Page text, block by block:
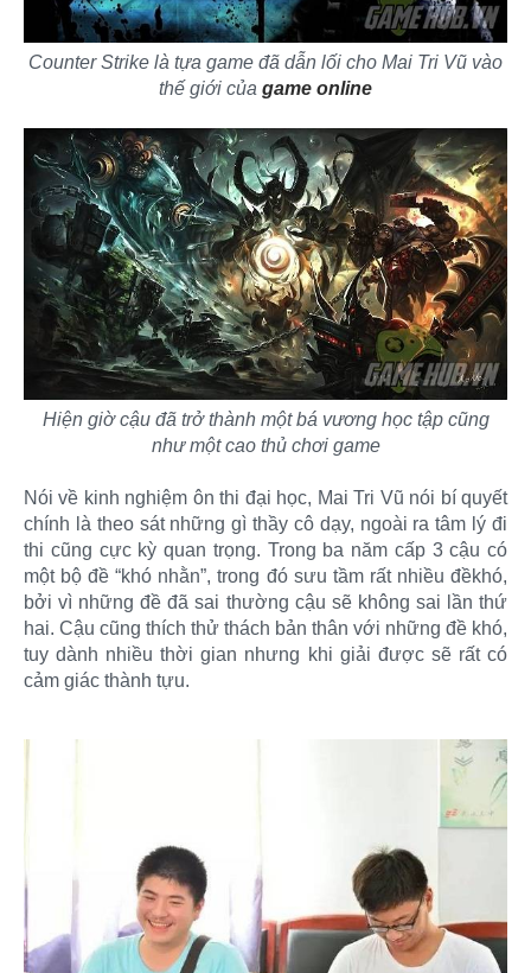
Counter Strike là tựa game đã dẫn lối cho Mai Tri Vũ vào
thế giới của game online
Hiện giờ cậu đã trở thành một bá vương học tập cũng
như một cao thủ chơi game
Nói về kinh nghiệm ôn thi đại học, Mai Tri Vũ nói bí quyết
chính là theo sát những gì thầy cô dạy, ngoài ra tâm lý đi
thi cũng cực kỳ quan trọng. Trong ba năm cấp 3 cậu có
một bộ đề “khó nhằn”, trong đó sưu tầm rất nhiều đềkhó,
bởi vì những đề đã sai thường cậu sẽ không sai lần thứ
hai. Cậu cũng thích thử thách bản thân với những đề khó,
tuy dành nhiều thời gian nhưng khi giải được sẽ rất có
cảm giác thành tựu.